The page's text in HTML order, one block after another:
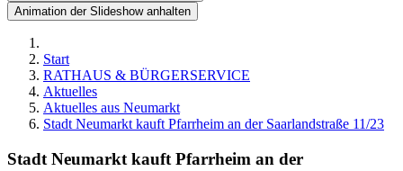
Animation der Slideshow anhalten
Start
RATHAUS & BÜRGERSERVICE
Aktuelles
Aktuelles aus Neumarkt
Stadt Neumarkt kauft Pfarrheim an der Saarlandstraße 11/23
Stadt Neumarkt kauft Pfarrheim an der